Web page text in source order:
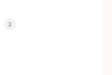
2